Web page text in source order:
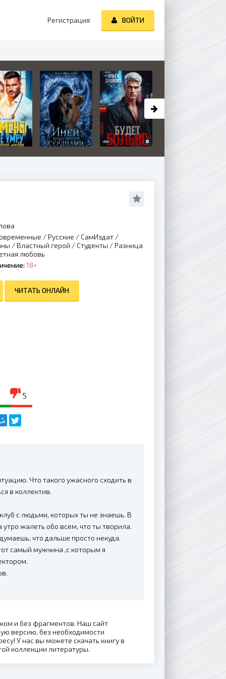
/ Русские / СамИздат /
/ Властный герой / Студенты / Разница
любовь
18+
ЧИТАТЬ ОНЛАЙН
5
Что такого ужасного сходить в
в коллектив.
с людьми, которых ты не знаешь. В
жалеть обо всем, что ты творила.
что дальше просто некуда.
самый мужчина ,с которым я
и без фрагментов. Наш сайт
версию, без необходимости
У нас вы можете скачать книгу в
коллекции литературы.
Регистрация ВОЙТИ